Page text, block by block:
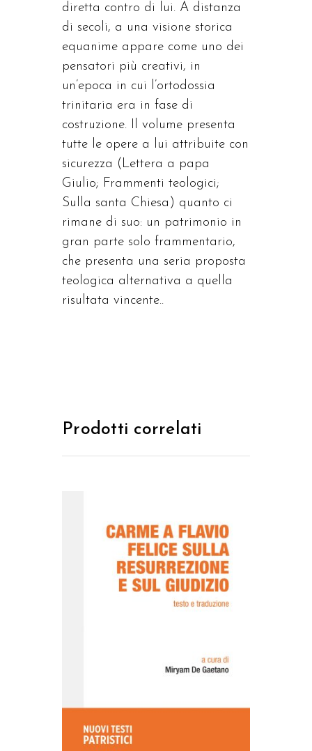
diretta contro di lui. A distanza
di secoli, a una visione storica
equanime appare come uno dei
pensatori più creativi, in
un’epoca in cui l’ortodossia
trinitaria era in fase di
costruzione. Il volume presenta
tutte le opere a lui attribuite con
sicurezza (Lettera a papa
Giulio; Frammenti teologici;
Sulla santa Chiesa) quanto ci
rimane di suo: un patrimonio in
gran parte solo frammentario,
che presenta una seria proposta
teologica alternativa a quella
risultata vincente..
Prodotti correlati